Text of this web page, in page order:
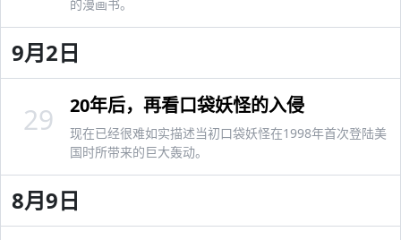
的漫画书。
9月2日
20年后，再看口袋妖怪的入侵
现在已经很难如实描述当初口袋妖怪在1998年首次登陆美
国时所带来的巨大轰动。
29
8月9日